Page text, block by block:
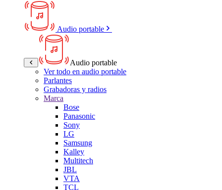
Audio portable
Audio portable
Ver todo en audio portable
Parlantes
Grabadoras y radios
Marca
Bose
Panasonic
Sony
LG
Samsung
Kalley
Multitech
JBL
VTA
TCL